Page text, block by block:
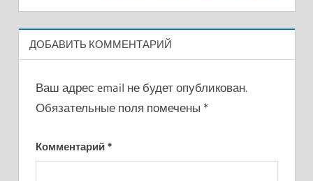
ДОБАВИТЬ КОММЕНТАРИЙ
Ваш адрес email не будет опубликован.
Обязательные поля помечены *
Комментарий *